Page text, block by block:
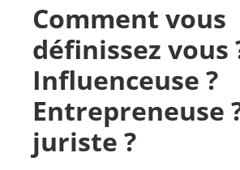
Comment vous
définissez vous
Influenceuse ?
Entrepreneuse
juriste ?